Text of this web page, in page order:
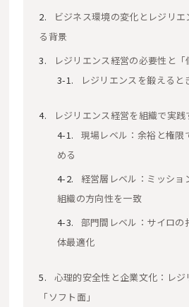
ビジネス環境の変化とレジリ
る背景
レジリエンス経営の必要性と
レジリエンスを鍛えると
レジリエンス経営を組織で実践
現場レベル：余裕と権限
める
経営層レベル：ミッショ
組織の方向性を一致
部門間レベル：サイロの
体最適化
心理的安全性と企業文化：レジ
「ソフト面」